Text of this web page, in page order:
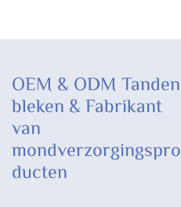
OEM & ODM Tanden
bleken & Fabrikant
van
mondverzorgingspro
ducten